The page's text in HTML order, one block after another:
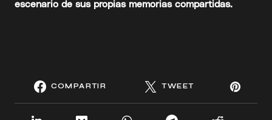
escenario de sus propias memorias compartidas.
COMPARTIR TWEET